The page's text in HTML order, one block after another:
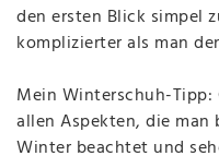
den ersten Blick simpel
komplizierter als man
Mein Winterschuh-Tipp:
allen Aspekten, die man
Winter beachtet und